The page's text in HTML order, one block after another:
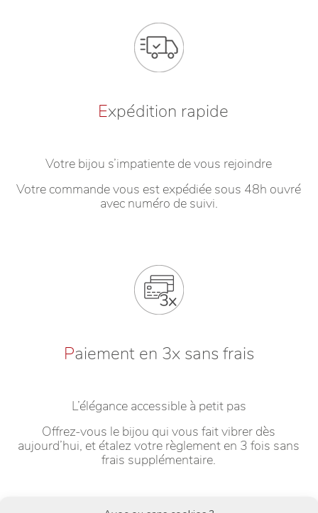
Expédition rapide
Votre bijou s’impatiente de vous rejoindre
Votre commande vous est expédiée sous 48h ouvré
avec numéro de suivi.
Paiement en 3x sans frais
L’élégance accessible à petit pas
Offrez-vous le bijou qui vous fait vibrer dès
aujourd’hui, et étalez votre règlement en 3 fois sans
frais supplémentaire.